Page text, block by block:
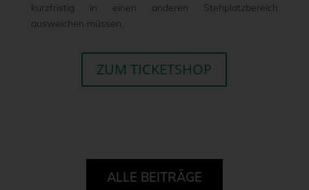
kurzfristig in einen anderen Stehplatzbereich
ausweichen müssen.
ZUM TICKETSHOP
ALLE BEITRÄGE